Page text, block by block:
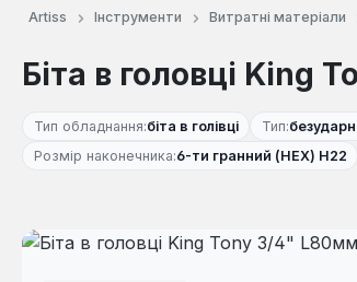
Artiss Інструменти Витратні матеріали
Біта в головці King
Тип обладнання:біта в голівці Тип:
Розмір наконечника:6-ти гранний (HEX) Н22
Пропустити галерею зображень